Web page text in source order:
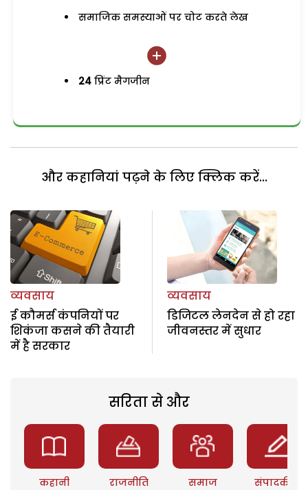
समाजिक समस्याओं पर चोट करते लेख
24 प्रिंट मैगजीन
और कहानियां पढ़ने के लिए क्लिक करें...
व्यवसाय
ई कौमर्स कंपनियों पर
शिकंजा कसने की तैयारी
में है सरकार
व्यवसाय
डिजिटल लेनदेन से हो रहा
जीवनस्तर में सुधार
सरिता से और
कहानी राजनीति समाज संपादकीय